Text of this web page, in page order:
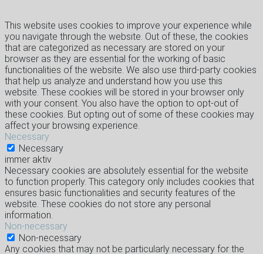
This website uses cookies to improve your experience while
you navigate through the website. Out of these, the cookies
that are categorized as necessary are stored on your
browser as they are essential for the working of basic
functionalities of the website. We also use third-party cookies
that help us analyze and understand how you use this
website. These cookies will be stored in your browser only
with your consent. You also have the option to opt-out of
these cookies. But opting out of some of these cookies may
affect your browsing experience.
Necessary
Necessary
immer aktiv
Necessary cookies are absolutely essential for the website
to function properly. This category only includes cookies that
ensures basic functionalities and security features of the
website. These cookies do not store any personal
information.
Non-necessary
Non-necessary
Any cookies that may not be particularly necessary for the